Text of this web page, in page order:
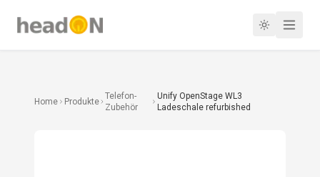
Home Produkte
Telefon-
Zubehör
Unify OpenStage WL3
Ladeschale refurbished